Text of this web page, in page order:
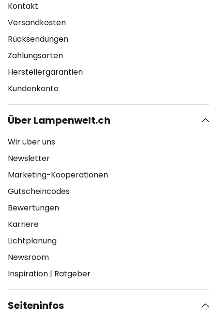
Kontakt
Versandkosten
Rücksendungen
Zahlungsarten
Herstellergarantien
Kundenkonto
Über Lampenwelt.ch
Wir über uns
Newsletter
Marketing-Kooperationen
Gutscheincodes
Bewertungen
Karriere
Lichtplanung
Newsroom
Inspiration | Ratgeber
Seiteninfos